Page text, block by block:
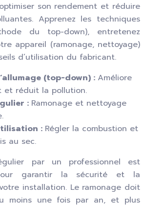
son rendement et réduire
Apprenez les techniques
du top-down), entretenez
appareil (ramonage, nettoyage)
d’utilisation du fabricant.
(top-down) : Améliore
et réduit la pollution.
: Ramonage et nettoyage
: Régler la combustion et
au sec.
par un professionnel est
garantir la sécurité et la
installation. Le ramonage doit
moins une fois par an, et plus